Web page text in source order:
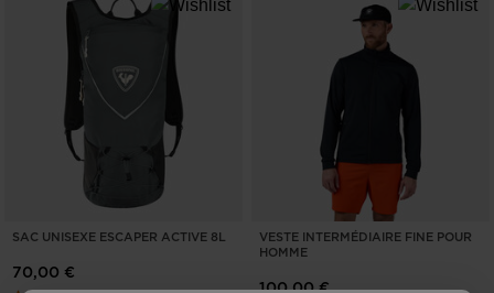
SAC UNISEXE ESCAPER ACTIVE 8L
70,00 €
VESTE INTERMÉDIAIRE FINE POUR
HOMME
100,00 €